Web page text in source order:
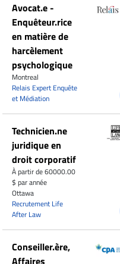
Avocat.e -
Enquêteur.rice
en matière de
harcèlement
psychologique
Montreal
Relais Expert Enquête
et Médiation
Technicien.ne
juridique en
droit corporatif
À partir de 60000.00
$ par année
Ottawa
Recrutement Life
After Law
Conseiller.ère,
Affaires